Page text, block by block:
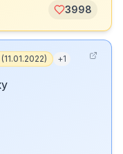
3998
(11.01.2022) +1